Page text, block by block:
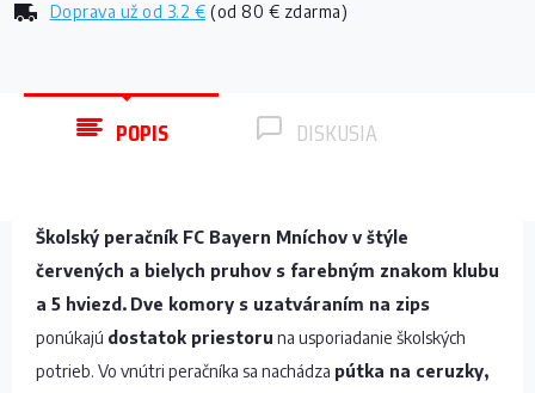
Doprava už od 3.2 € (od 80 € zdarma)
POPIS DISKUSIA
Školský peračník FC Bayern Mníchov v štýle
červených a bielych pruhov s farebným znakom klubu
a 5 hviezd. Dve komory s uzatváraním na zips
ponúkajú dostatok priestoru na usporiadanie školských
potrieb. Vo vnútri peračníka sa nachádza pútka na ceruzky,